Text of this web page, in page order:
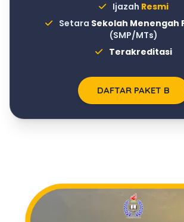
Ijazah Resmi
Setara Sekolah Menengah
(SMP/MTs)
Terakreditasi
DAFTAR PAKET B